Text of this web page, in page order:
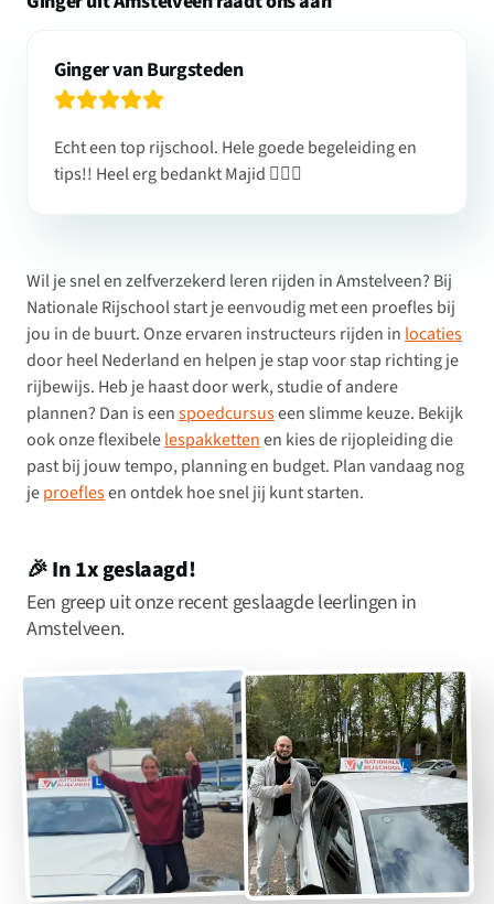
Ginger van Burgsteden
Echt een top rijschool. Hele goede begeleiding en
tips!! Heel erg bedankt Majid 👍🏻😁
Wil je snel en zelfverzekerd leren rijden in Amstelveen? Bij
Nationale Rijschool start je eenvoudig met een proefles bij
jou in de buurt. Onze ervaren instructeurs rijden in locaties
door heel Nederland en helpen je stap voor stap richting je
rijbewijs. Heb je haast door werk, studie of andere
plannen? Dan is eenspoedcursuseen slimme keuze. Bekijk
ook onze flexibelelespakkettenen kies de rijopleiding die
past bij jouw tempo, planning en budget. Plan vandaag nog
jeproeflesen ontdek hoe snel jij kunt starten.
🎉 In 1x geslaagd!
Een greep uit onze recent geslaagde leerlingen in
Amstelveen.